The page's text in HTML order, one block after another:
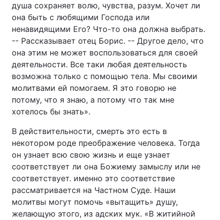
душа сохраняет волю, чувства, разум. Хочет ли
она быть с любящими Господа или
ненавидящими Его? Что-то она должна выбрать.
-- Рассказывает отец Борис. -- Другое дело, что
она этим не может воспользоваться для своей
деятельности. Все таки любая деятельность
возможна только с помощью тела. Мы своими
молитвами ей помогаем. Я это говорю не
потому, что я знаю, а потому что так мне
хотелось бы знать».
В действительности, смерть это есть в
некотором роде преображение человека. Тогда
он узнает всю свою жизнь и еще узнает
соответствует ли она Божиему замыслу или не
соответствует. именно это соответствие
рассматривается на Частном Суде. Наши
молитвы могут помочь «вытащить» душу,
желающую этого, из адских мук. «В житийной